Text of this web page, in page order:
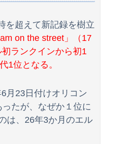
ｗ
を超えて新記録を樹立
on the street」（17
ランクインから初1
1位となる。
月23日付けオリコン
たが、なぜか１位に
は、26年3か月のエル